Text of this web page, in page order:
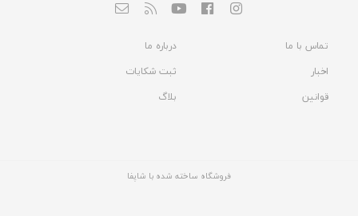
تماس با ما
درباره ما
اخبار
ثبت شکایات
قوانین
بلاگ
فروشگاه ساخته شده با شاپفا